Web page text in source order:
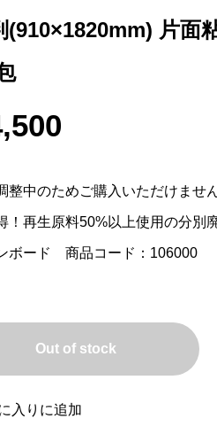
(910×1820mm) 片面
整中のためご購入いただけませ
！再生原料50%以上使用の分別
ボード 商品コード：106000
Out of stock
入りに追加